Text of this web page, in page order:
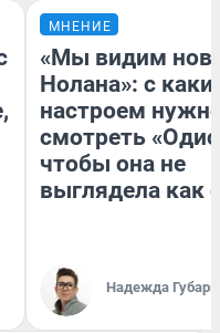
МНЕНИЕ
«Мы видим
Нолана»: с
настроем
смотреть
чтобы она не
выглядела как
Надежда Губарь